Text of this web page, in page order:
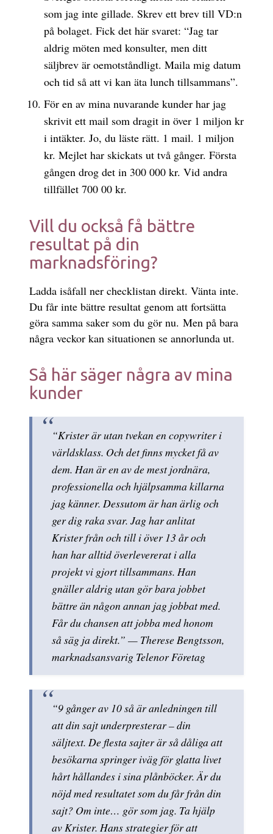
som jag inte gillade. Skrev ett brev till VD:n
på bolaget. Fick det här svaret: “Jag tar
aldrig möten med konsulter, men ditt
säljbrev är oemotståndligt. Maila mig datum
och tid så att vi kan äta lunch tillsammans”.
För en av mina nuvarande kunder har jag
skrivit ett mail som dragit in över 1 miljon kr
i intäkter. Jo, du läste rätt. 1 mail. 1 miljon
kr. Mejlet har skickats ut två gånger. Första
gången drog det in 300 000 kr. Vid andra
tillfället 700 00 kr.
Vill du också få bättre
resultat på din
marknadsföring?
Ladda isåfall ner checklistan direkt. Vänta inte.
Du får inte bättre resultat genom att fortsätta
göra samma saker som du gör nu. Men på bara
några veckor kan situationen se annorlunda ut.
Så här säger några av mina
kunder
“Krister är utan tvekan en copywriter i
världsklass. Och det finns mycket få av
dem. Han är en av de mest jordnära,
professionella och hjälpsamma killarna
jag känner. Dessutom är han ärlig och
ger dig raka svar. Jag har anlitat
Krister från och till i över 13 år och
han har alltid överlevererat i alla
projekt vi gjort tillsammans. Han
gnäller aldrig utan gör bara jobbet
bättre än någon annan jag jobbat med.
Får du chansen att jobba med honom
så säg ja direkt.” — Therese Bengtsson,
marknadsansvarig Telenor Företag
“9 gånger av 10 så är anledningen till
att din sajt underpresterar – din
säljtext. De flesta sajter är så dåliga att
besökarna springer iväg för glatta livet
hårt hållandes i sina plånböcker. Är du
nöjd med resultatet som du får från din
sajt? Om inte… gör som jag. Ta hjälp
av Krister. Hans strategier för att